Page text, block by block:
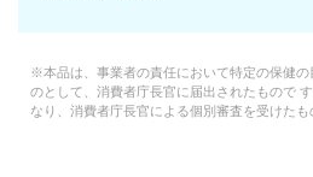
※本品は、事業者の責任において特定の保健の
のとして、消費者庁長官に届出されたもので
なり、消費者庁長官による個別審査を受けたも